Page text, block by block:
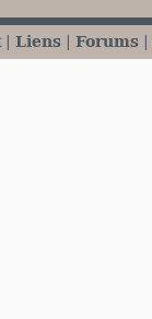
Liens Forums